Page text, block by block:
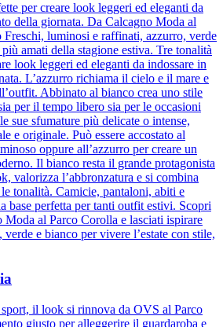
per creare look leggeri ed eleganti da
della giornata. Da Calcagno Moda al
luminosi e raffinati, azzurro, verde
amati della stagione estiva. Tre tonalità
look leggeri ed eleganti da indossare in
L’azzurro richiama il cielo e il mare e
Abbinato al bianco crea uno stile
per il tempo libero sia per le occasioni
sue sfumature più delicate o intense,
e originale. Può essere accostato al
oppure all’azzurro per creare un
Il bianco resta il grande protagonista
valorizza l’abbronzatura e si combina
tonalità. Camicie, pantaloni, abiti e
base perfetta per tanti outfit estivi. Scopri
al Parco Corolla e lasciati ispirare
e bianco per vivere l’estate con stile,
il look si rinnova da OVS al Parco
giusto per alleggerire il guardaroba e